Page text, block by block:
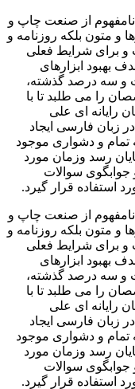
نامفهوم از صنعت چاپ و
و متون بلکه روزنامه و
و برای شرایط فعلی
بهبود ابزارهای
و سه درصد گذشته،
را می طلبد تا با
رایانه ای علی
زبان فارسی ایجاد
و دشواری موجود
رسد وزمان مورد
جوابگوی سوالات
استفاده قرار گیرد.
نامفهوم از صنعت چاپ و
و متون بلکه روزنامه و
و برای شرایط فعلی
بهبود ابزارهای
و سه درصد گذشته،
را می طلبد تا با
رایانه ای علی
زبان فارسی ایجاد
و دشواری موجود
رسد وزمان مورد
جوابگوی سوالات
استفاده قرار گیرد.